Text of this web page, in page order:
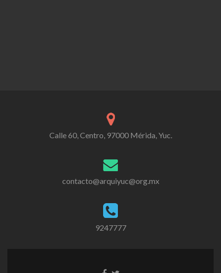
Calle 60, Centro, 97000 Mérida, Yuc.
contacto@arquiyuc@org.mx
9247777